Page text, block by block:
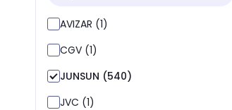
AVIZAR (1)
CGV (1)
JUNSUN (540)
JVC (1)